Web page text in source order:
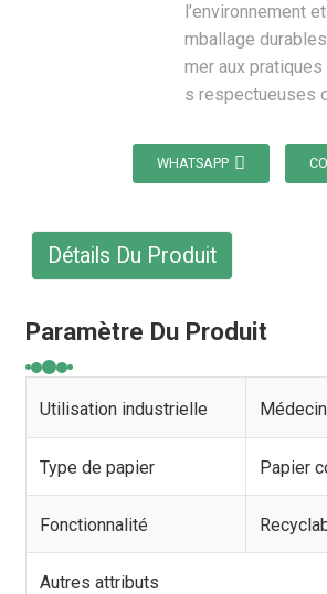
l’environnement
mballage
mer aux
s respectueuses
WHATSAPP
Détails Du Produit
Paramètre Du Produit
Utilisation industrielle
Type de papier Papier
Fonctionnalité
Autres attributs